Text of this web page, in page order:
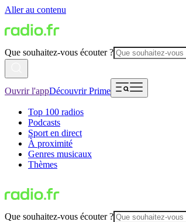
Aller au contenu
Que souhaitez-vous écouter ?
Ouvrir l'appDécouvrir Prime
Top 100 radios
Podcasts
Sport en direct
À proximité
Genres musicaux
Thèmes
Que souhaitez-vous écouter ?